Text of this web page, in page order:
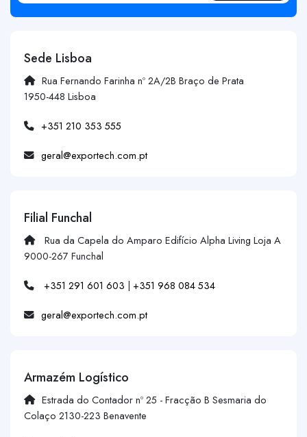
Sede Lisboa
Rua Fernando Farinha nº 2A/2B Braço de Prata
1950-448 Lisboa
+351 210 353 555
geral@exportech.com.pt
Filial Funchal
Rua da Capela do Amparo Edifício Alpha Living Loja A
9000-267 Funchal
+351 291 601 603 | +351 968 084 534
geral@exportech.com.pt
Armazém Logístico
Estrada do Contador nº 25 - Fracção B Sesmaria do
Colaço 2130-223 Benavente